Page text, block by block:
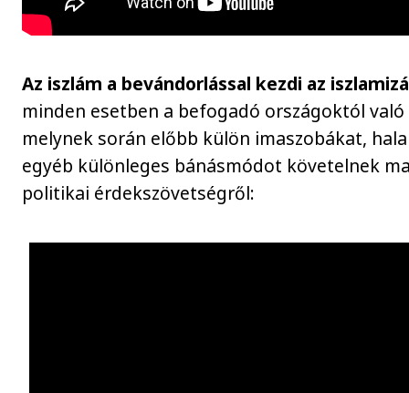
Az iszlám a bevándorlással kezdi az
minden esetben a befogadó országoktól
melynek során előbb külön imaszobákat,
egyéb különleges bánásmódot követelnek
politikai érdekszövetségről: